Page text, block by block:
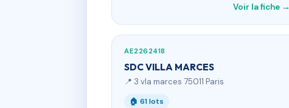
Voir la fiche →
AE2262418
SDC VILLA MARCES
📍 3 vla marces 75011 Paris
🏠 61 lots